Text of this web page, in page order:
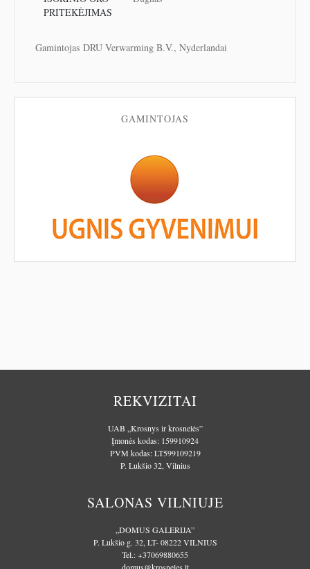
PRITEKĖJIMAS
Gamintojas DRU Verwarming B.V., Nyderlandai
GAMINTOJAS
REKVIZITAI
UAB „Krosnys ir krosnelės”
Įmonės kodas: 159910924
PVM kodas: LT599109219
P. Lukšio 32, Vilnius
SALONAS VILNIUJE
„DOMUS GALERIJA”
P. Lukšio g. 32, LT- 08222 VILNIUS
Tel.:+37069880655